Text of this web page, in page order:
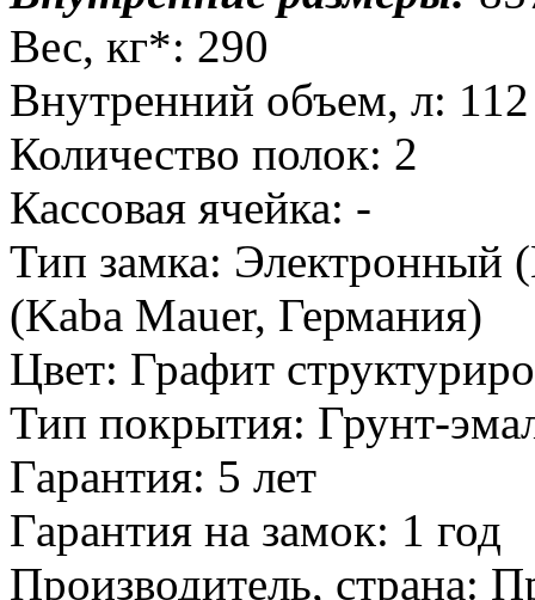
Вес, кг*: 290
Внутренний объем, л: 112
Количество полок: 2
Кассовая ячейка: -
Тип замка:
(Kaba Mauer, Германия)
Цвет: Графит
Тип покрытия: Грунт-
Гарантия: 5 лет
Гарантия на замок: 1 год
Производитель, страна: